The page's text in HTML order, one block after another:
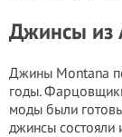
Джинсы из
Джины Montana
годы.
моды были
джинсы состояли